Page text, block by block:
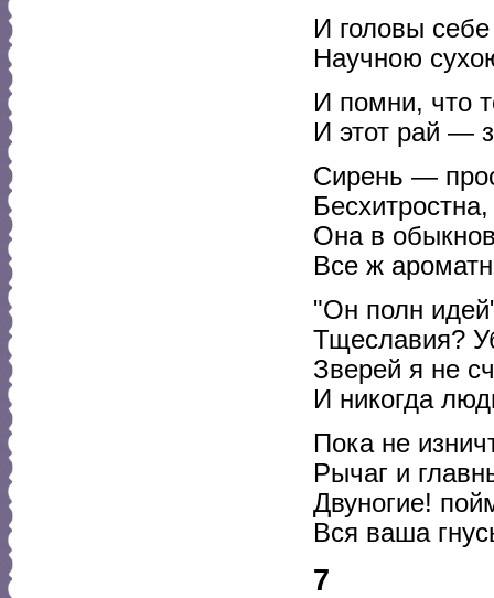
И головы
Научною
И помни, что
И этот рай —
Сирень —
Она в
Все ж
"Он полн
Тщеславия?
Зверей я не
И никогда
Пока не
Рычаг и
Двуногие!
Вся ваша
7